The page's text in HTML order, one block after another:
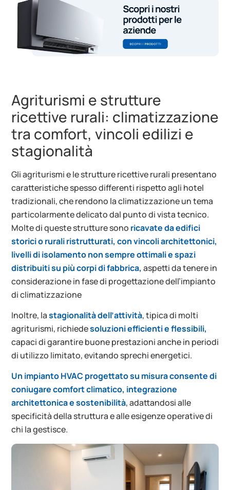
Agriturismi e strutture
ricettive rurali: climatizzazione
tra comfort, vincoli edilizi e
stagionalità
Gli agriturismi e le strutture ricettive rurali presentano
caratteristiche spesso differenti rispetto agli hotel
tradizionali, che rendono la climatizzazione un tema
particolarmente delicato dal punto di vista tecnico.
Molte di queste strutture sono ricavate da edifici
storici o rurali ristrutturati, con vincoli architettonici,
livelli di isolamento non sempre ottimali e spazi
distribuiti su più corpi di fabbrica, aspetti da tenere in
considerazione in fase di progettazione dell’impianto
di climatizzazione
Inoltre, lastagionalità dell’attività, tipica di molti
agriturismi, richiedesoluzioni efficienti e flessibili,
capaci di garantire buone prestazioni anche in periodi
di utilizzo limitato, evitando sprechi energetici.
Un impianto HVAC progettato su misura consente di
coniugare comfort climatico, integrazione
architettonica e sostenibilità, adattandosi alle
specificità della struttura e alle esigenze operative di
chi la gestisce.